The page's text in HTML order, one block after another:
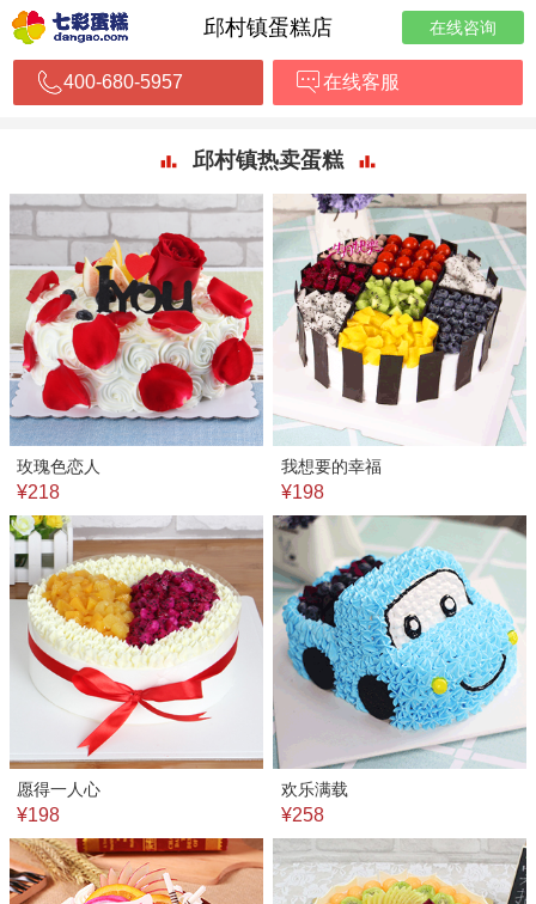
邱村镇蛋糕店 在线咨询
400-680-5957 在线客服
邱村镇热卖蛋糕
玫瑰色恋人
¥218
我想要的幸福
¥198
愿得一人心
¥198
欢乐满载
¥258